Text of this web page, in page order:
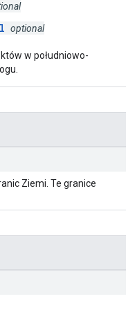
optional
w południowo-
Ziemi. Te granice